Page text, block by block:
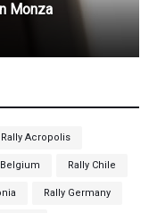
Monza
Rally Acropolis
Belgium Rally Chile
Rally Germany